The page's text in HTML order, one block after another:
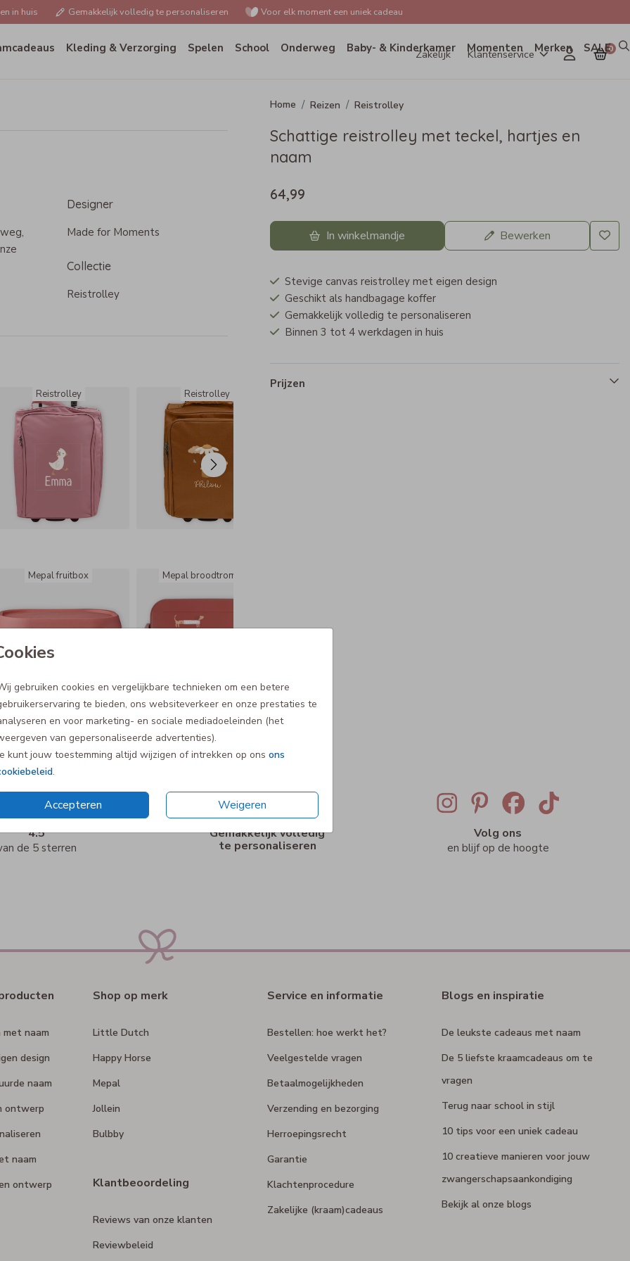
in huis Gemakkelijk volledig te personaliseren Voor elk moment een uniek cadeau
Zakelijk Klantenservice 0
Kleding & Verzorging Spelen School Onderweg Baby- & Kinderkamer Momenten Merken SALE
gebruiken cookies en vergelijkbare technieken om een betere
te bieden, ons websiteverkeer en onze prestaties te
en voor marketing- en sociale mediadoeleinden (het
van gepersonaliseerde advertenties).
kunt jouw toestemming altijd wijzigen of intrekken op ons ons
.
Accepteren Weigeren
Designer
Made for Moments
Collectie
Reistrolley
Reistrolley Reistrolley
Mepal fruitbox Mepal broodtrommel
Reizen Reistrolley
Schattige reistrolley met teckel, hartjes en
naam
64,99
In winkelmandje Bewerken
Stevige canvas reistrolley met eigen design
Geschikt als handbagage koffer
Gemakkelijk volledig te personaliseren
Binnen 3 tot 4 werkdagen in huis
Prijzen
4.5
de 5 sterren
Gemakkelijk volledig
te personaliseren
Volg ons
en blijf op de hoogte
naam
design
naam
ontwerp
naam
ontwerp
Shop op merk
Little Dutch
Happy Horse
Mepal
Jollein
Bulbby
Klantbeoordeling
Reviews van onze klanten
Reviewbeleid
Service en informatie
Bestellen: hoe werkt het?
Veelgestelde vragen
Betaalmogelijkheden
Verzending en bezorging
Herroepingsrecht
Garantie
Klachtenprocedure
Zakelijke (kraam)cadeaus
Blogs en inspiratie
De leukste cadeaus met naam
De 5 liefste kraamcadeaus om te
vragen
Terug naar school in stijl
10 tips voor een uniek cadeau
10 creatieve manieren voor jouw
zwangerschapsaankondiging
Bekijk al onze blogs